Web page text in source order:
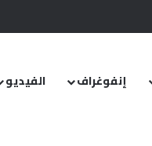
خاص إلى مجلس الشعب
إنفوغراف الفيديو